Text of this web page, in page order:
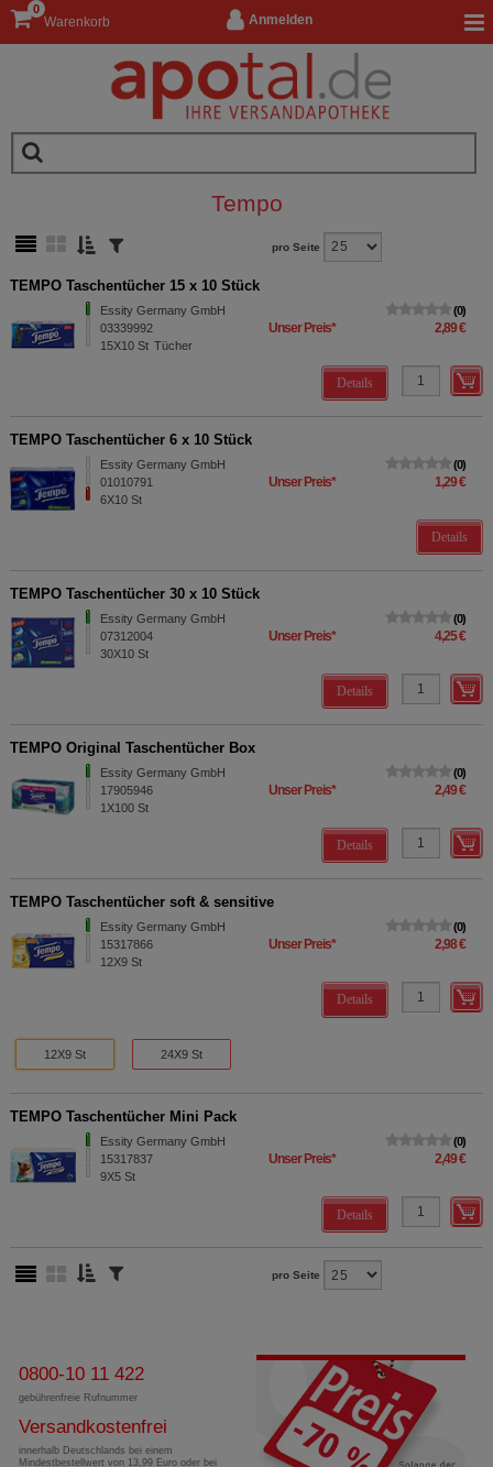
Anmelden
Warenkorb
0
Tempo
pro Seite
TEMPO Taschentücher 15 x 10 Stück
Essity Germany GmbH
03339992
15X10 St Tücher
0
Unser Preis* 2,89 €
Details
TEMPO Taschentücher 6 x 10 Stück
Essity Germany GmbH
01010791
6X10 St
0
Unser Preis* 1,29 €
Details
TEMPO Taschentücher 30 x 10 Stück
Essity Germany GmbH
07312004
30X10 St
0
Unser Preis* 4,25 €
Details
TEMPO Original Taschentücher Box
Essity Germany GmbH
17905946
1X100 St
0
Unser Preis* 2,49 €
Details
TEMPO Taschentücher soft & sensitive
Essity Germany GmbH
15317866
12X9 St
0
Unser Preis* 2,98 €
Details
12X9 St 24X9 St
TEMPO Taschentücher Mini Pack
Essity Germany GmbH
15317837
9X5 St
0
Unser Preis* 2,49 €
Details
pro Seite
0800-10 11 422
gebührenfreie Rufnummer
Versandkostenfrei
innerhalb Deutschlands bei einem
Mindestbestellwert von 13,99 Euro oder bei